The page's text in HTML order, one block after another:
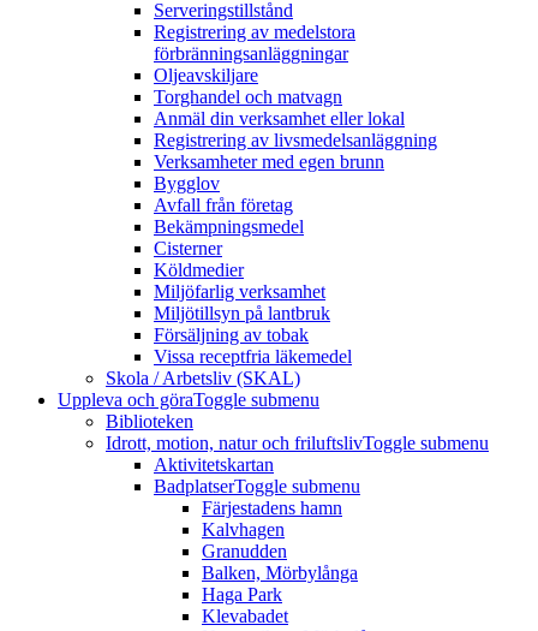
Serveringstillstånd
Registrering av medelstora
förbränningsanläggningar
Oljeavskiljare
Torghandel och matvagn
Anmäl din verksamhet eller lokal
Registrering av livsmedelsanläggning
Verksamheter med egen brunn
Bygglov
Avfall från företag
Bekämpningsmedel
Cisterner
Köldmedier
Miljöfarlig verksamhet
Miljötillsyn på lantbruk
Försäljning av tobak
Vissa receptfria läkemedel
Skola / Arbetsliv (SKAL)
Uppleva och göraToggle submenu
Biblioteken
Idrott, motion, natur och friluftslivToggle submenu
Aktivitetskartan
BadplatserToggle submenu
Färjestadens hamn
Kalvhagen
Granudden
Balken, Mörbylånga
Haga Park
Klevabadet